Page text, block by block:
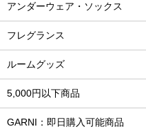
アンダーウェア・ソックス
フレグランス
ルームグッズ
5,000円以下商品
GARNI：即日購入可能商品